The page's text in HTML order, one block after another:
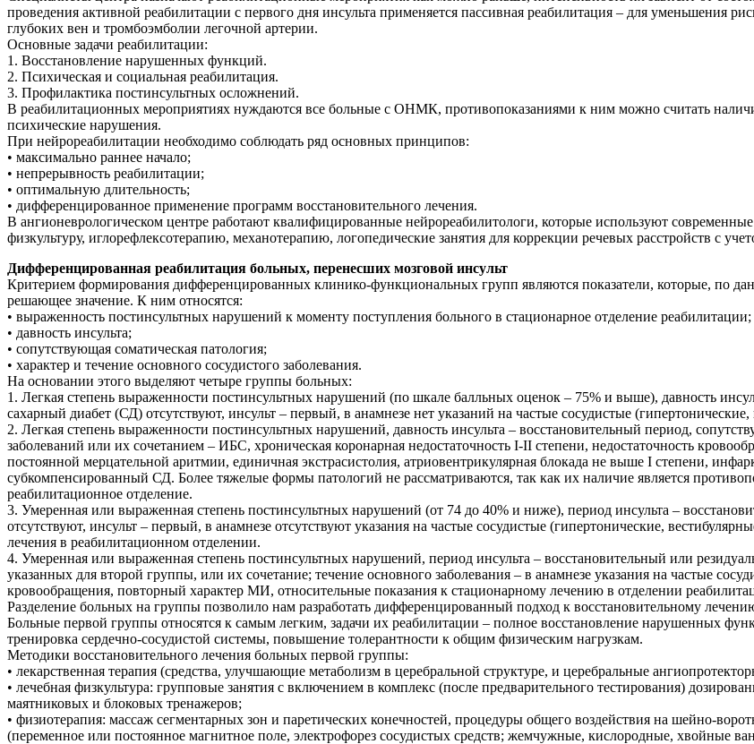
проведения активной реабилитации с первого дня инсульта применяется пассивная реабилитация – для уменьшения
глубоких вен и тромбоэмболии легочной артерии.
Основные задачи реабилитации:
1. Восстановление нарушенных функций.
2. Психическая и социальная реабилитация.
3. Профилактика постинсультных осложнений.
В реабилитационных мероприятиях нуждаются все больные с ОНМК, противопоказаниями к ним можно считать
психические нарушения.
При нейрореабилитации необходимо соблюдать ряд основных принципов:
• максимально раннее начало;
• непрерывность реабилитации;
• оптимальную длительность;
• дифференцированное применение программ восстановительного лечения.
В ангионеврологическом центре работают квалифицированные нейрореабилитологи, которые используют
физкультуру, иглорефлексотерапию, механотерапию, логопедические занятия для коррекции речевых расстройств с
Дифференцированная реабилитация больных, перенесших мозговой инсульт
Критерием формирования дифференцированных клинико-функциональных групп являются показатели, которые, по
решающее значение. К ним относятся:
• выраженность постинсультных нарушений к моменту поступления больного в стационарное отделение реабилитации;
• давность инсульта;
• сопутствующая соматическая патология;
• характер и течение основного сосудистого заболевания.
На основании этого выделяют четыре группы больных:
1. Легкая степень выраженности постинсультных нарушений (по шкале балльных оценок – 75% и выше), давность
сахарный диабет (СД) отсутствуют, инсульт – первый, в анамнезе нет указаний на частые сосудистые
2. Легкая степень выраженности постинсультных нарушений, давность инсульта – восстановительный период,
заболеваний или их сочетанием – ИБС, хроническая коронарная недостаточность I-II степени, недостаточность
постоянной мерцательной аритмии, единичная экстрасистолия, атриовентрикулярная блокада не выше I степени,
субкомпенсированный СД. Более тяжелые формы патологий не рассматриваются, так как их наличие является
реабилитационное отделение.
3. Умеренная или выраженная степень постинсультных нарушений (от 74 до 40% и ниже), период инсульта –
отсутствуют, инсульт – первый, в анамнезе отсутствуют указания на частые сосудистые (гипертонические,
лечения в реабилитационном отделении.
4. Умеренная или выраженная степень постинсультных нарушений, период инсульта – восстановительный или
указанных для второй группы, или их сочетание; течение основного заболевания – в анамнезе указания на частые
кровообращения, повторный характер МИ, относительные показания к стационарному лечению в отделении
Разделение больных на группы позволило нам разработать дифференцированный подход к восстановительному
Больные первой группы относятся к самым легким, задачи их реабилитации – полное восстановление нарушенных
тренировка сердечно-сосудистой системы, повышение толерантности к общим физическим нагрузкам.
Методики восстановительного лечения больных первой группы:
• лекарственная терапия (средства, улучшающие метаболизм в церебральной структуре, и церебральные
• лечебная физкультура: групповые занятия с включением в комплекс (после предварительного тестирования)
маятниковых и блоковых тренажеров;
• физиотерапия: массаж сегментарных зон и паретических конечностей, процедуры общего воздействия на шейно-
(переменное или постоянное магнитное поле, электрофорез сосудистых средств; жемчужные, кислородные, хвойные